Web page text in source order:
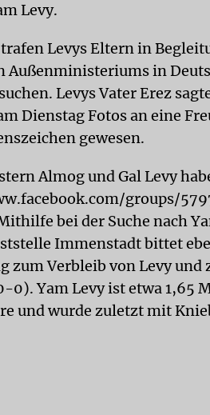
Levy.
Levys Eltern in
Außenministeriums in
Levys Vater Erez
Dienstag Fotos an eine
gewesen.
Almog und Gal Levy
groups/
bei der Suche nach
Immenstadt bittet
zum Verbleib von Levy
0). Yam Levy ist etwa 1,65
und wurde zuletzt mit